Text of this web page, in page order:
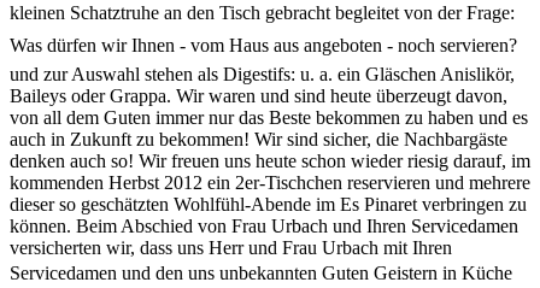
kleinen Schatztruhe an den Tisch gebracht begleitet von der Frage:
Was dürfen wir Ihnen - vom Haus aus angeboten - noch servieren? 
und zur Auswahl stehen als Digestifs: u. a. ein Gläschen Anislikör,
Baileys oder Grappa. Wir waren und sind heute überzeugt davon,
von all dem Guten immer nur das Beste bekommen zu haben und es
auch in Zukunft zu bekommen! Wir sind sicher, die Nachbargäste
denken auch so! Wir freuen uns heute schon wieder riesig darauf, im
kommenden Herbst 2012 ein 2er-Tischchen reservieren und mehrere
dieser so geschätzten Wohlfühl-Abende im Es Pinaret verbringen zu
können. Beim Abschied von Frau Urbach und Ihren Servicedamen
versicherten wir, dass uns Herr und Frau Urbach mit Ihren
Servicedamen und den uns unbekannten Guten Geistern in Küche